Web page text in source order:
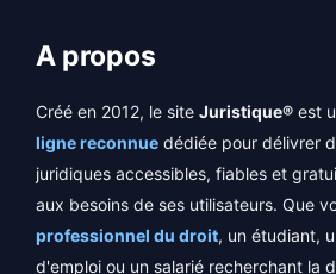
A propos
Créé en 2012, le site Juristique® est
ligne reconnue dédiée pour délivrer
juridiques accessibles, fiables et
aux besoins de ses utilisateurs. Que
professionnel du droit, un étudiant,
d'emploi ou un salarié recherchant la